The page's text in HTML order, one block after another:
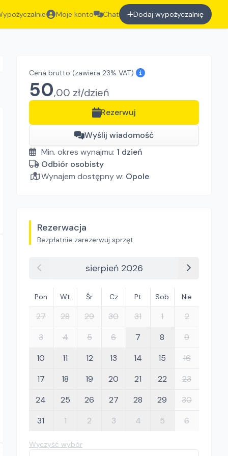
Moje konto Chat Dodaj wypożyczalnię
Cena brutto (zawiera 23% VAT)
50,00 zł/dzień
Rezerwuj
Wyślij wiadomość
Min. okres wynajmu: 1 dzień
Odbiór osobisty
Wynajem dostępny w: Opole
Rezerwacja
Bezpłatnie zarezerwuj sprzęt
sierpień 2026
Pon Wt Śr Cz Pt Sob Nie
27 28 29 30 31 1
2
3
4 5 6 7 8
9
10
11 12 13 14 15
16
17
18 19 20 21 22
23
24
25 26 27 28 29
30
31
1 2 3 4 5 6
Wyczyść wybór